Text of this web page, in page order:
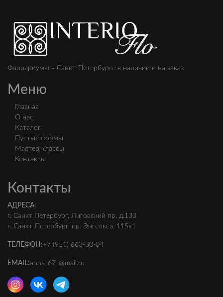
Флорариумы в Санкт-Петербурге в наличии и на заказ
Меню
Главная
О нас
Каталог
Пустые формы
Мастер классы
Контакты
Контакты
АДРЕСА:
г. Санкт Петербург, Лиговский пр, д.133
г. Санкт-Петербург, пр. Энгельса, 115к1
ТЕЛЕФОН:+7 (951) 663-30-04
EMAIL:anna_67_@mail.ru